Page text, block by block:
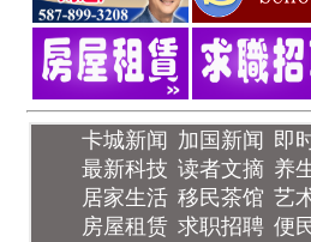
卡城新闻 加国新闻 即
最新科技 读者文摘 养
居家生活 移民茶馆 艺
房屋租赁 求职招聘 便